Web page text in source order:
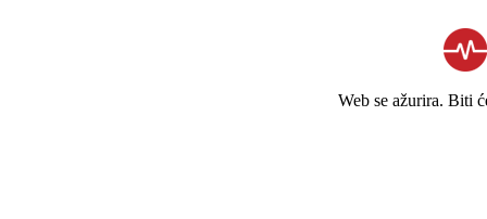
Web se ažurira. Biti